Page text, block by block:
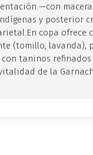
—con
y posterior
copa ofrece
(tomillo, lavanda),
taninos
de la